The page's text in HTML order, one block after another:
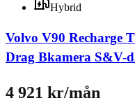
Hybrid
Volvo V90 Recharge
Drag Bkamera S&V-
4 921 kr/mån